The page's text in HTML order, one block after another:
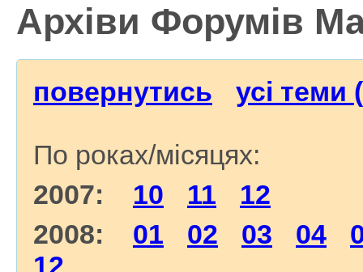
Архіви Форумів
повернутись усі теми
По роках/місяцях:
2007: 10 11
12
2008: 01 02 03 04
12